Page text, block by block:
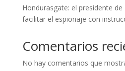
Hondurasgate: el presidente
facilitar el espionaje con
Comentarios
No hay comentarios que